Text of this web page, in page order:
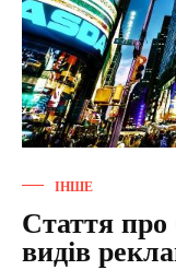
ІНШЕ
Стаття про
видів